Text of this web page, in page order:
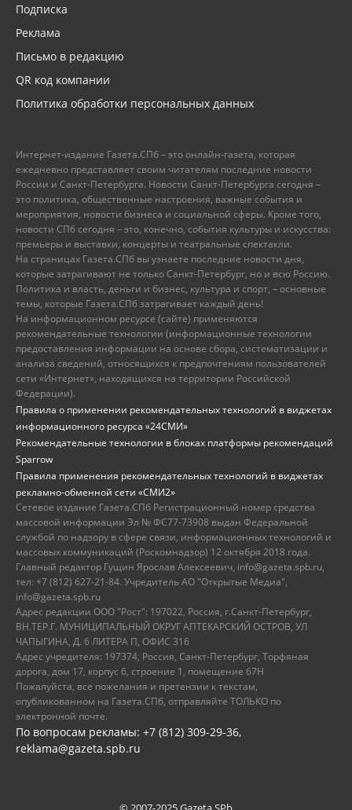
Подписка
Реклама
Письмо в редакцию
QR код компании
Политика обработки персональных данных
Интернет-издание Газета.СПб – это онлайн-газета, которая
ежедневно представляет своим читателям последние новости
России и Санкт-Петербурга. Новости Санкт-Петербурга сегодня –
это политика, общественные настроения, важные события и
мероприятия, новости бизнеса и социальной сферы. Кроме того,
новости СПб сегодня – это, конечно, события культуры и искусства:
премьеры и выставки, концерты и театральные спектакли.
На страницах Газета.СПб вы узнаете последние новости дня,
которые затрагивают не только Санкт-Петербург, но и всю Россию.
Политика и власть, деньги и бизнес, культура и спорт, – основные
темы, которые Газета.СПб затрагивает каждый день!
На информационном ресурсе (сайте) применяются
рекомендательные технологии (информационные технологии
предоставления информации на основе сбора, систематизации и
анализа сведений, относящихся к предпочтениям пользователей
сети «Интернет», находящихся на территории Российской
Федерации).
Правила о применении рекомендательных технологий в виджетах
информационного ресурса «24СМИ»
Рекомендательные технологии в блоках платформы рекомендаций
Sparrow
Правила применения рекомендательных технологий в виджетах
рекламно-обменной сети «СМИ2»
Сетевое издание Газета.СПб Регистрационный номер средства
массовой информации Эл № ФС77-73908 выдан Федеральной
службой по надзору в сфере связи, информационных технологий и
массовых коммуникаций (Роскомнадзор) 12 октября 2018 года.
Главный редактор Гущин Ярослав Алексеевич, info@gazeta.spb.ru,
тел: +7 (812) 627-21-84. Учредитель АО "Открытые Медиа",
info@gazeta.spb.ru
Адрес редакции ООО "Рост": 197022, Россия, г.Санкт-Петербург,
ВН.ТЕР.Г. МУНИЦИПАЛЬНЫЙ ОКРУГ АПТЕКАРСКИЙ ОСТРОВ, УЛ
ЧАПЫГИНА, Д. 6 ЛИТЕРА П, ОФИС 316
Адрес учредителя: 197374, Россия, Санкт-Петербург, Торфяная
дорога, дом 17, корпус 6, строение 1, помещение 67Н
Пожалуйста, все пожелания и претензии к текстам,
опубликованном на Газета.СПб, отправляйте ТОЛЬКО по
электронной почте.
По вопросам рекламы: +7 (812) 309-29-36,
reklama@gazeta.spb.ru